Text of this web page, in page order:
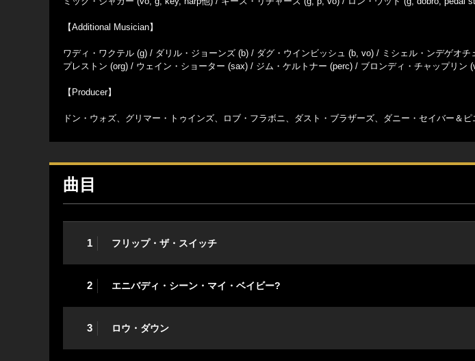
【Additional Musician】
ワディ・ワクテル (g) / ダリル・ジョーンズ (b) / ダグ・ウインビッシュ (b, vo) / ミシェル・ンデゲオ
プレストン (org) / ウェイン・ショーター (sax) / ジム・ケルトナー (perc) / ブロンディ・チャップリン
【Producer】
ドン・ウォズ、グリマー・トゥインズ、ロブ・フラボニ、ダスト・ブラザーズ、ダニー・セイバー＆
曲目
1 フリップ・ザ・スイッチ
2 エニバディ・シーン・マイ・ベイビー?
3 ロウ・ダウン